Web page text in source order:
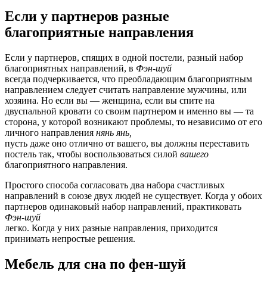
Если у партнеров разные
благоприятные направления
Если у партнеров, спящих в одной постели, разный набор
благоприятных направлений, в Фэн-шуй
всегда подчеркивается, что преобладающим благоприятным
направлением следует считать направление мужчины, или
хозяина. Но если вы — женщина, если вы спите на
двуспальной кровати со своим партнером и именно вы — та
сторона, у которой возникают проблемы, то независимо от его
личного направления нянь янь,
пусть даже оно отлично от вашего, вы должны переставить
постель так, чтобы воспользоваться силой вашего
благоприятного направления.
Простого способа согласовать два набора счастливых
направлений в союзе двух людей не существует. Когда у обоих
партнеров одинаковый набор направлений, практиковать
Фэн-шуй
легко. Когда у них разные направления, приходится
принимать непростые решения.
Мебель для сна по фен-шуй